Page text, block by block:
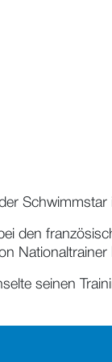
den
Nationaltrainer
seinen